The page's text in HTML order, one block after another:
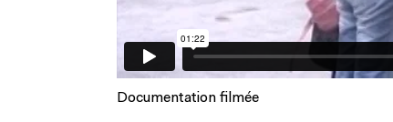
Documentation filmée